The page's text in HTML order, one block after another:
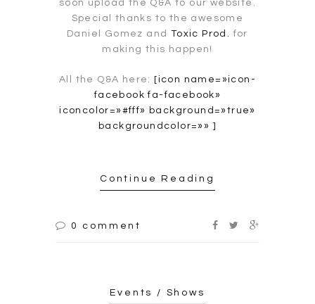
soon upload the Q&A to our website.
Special thanks to the awesome
Daniel Gomez and Toxic Prod. for
making this happen!
All the Q&A here:
[icon name=»icon-
facebook fa-facebook»
iconcolor=»#fff» background=»true»
backgroundcolor=»» ]
Continue Reading
0 comment
Events / Shows